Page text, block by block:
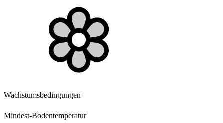
Wachstumsbedingungen
Mindest-Bodentemperatur